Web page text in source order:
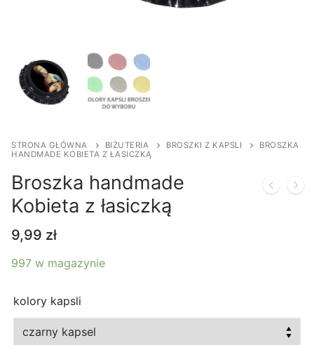
STRONA GŁÓWNA BIŻUTERIA BROSZKI Z KAPSLI
BROSZKA
HANDMADE KOBIETA Z ŁASICZKĄ
Broszka handmade
Kobieta z łasiczką
9,99 zł
997 w magazynie
kolory kapsli